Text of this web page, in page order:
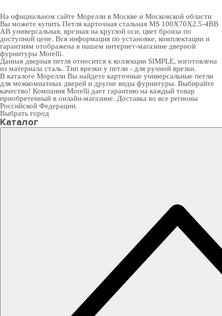
На официальном сайте Морелли в Москве и Московской области
Вы можете купить Петля карточная стальная MS 100X70X2.5-4BB
AB универсальная, врезная на круглой оси, цвет бронза по
доступной цене. Вся информация по установке, комплектации и
гарантиям отображена в нашем интернет-магазине дверной
фурнитуры Morelli.
Данная дверная петля относится к коллекции SIMPLE, изготовлена
из материала сталь. Тип врезки у петли - для ручной врезки.
В каталоге Морелли Вы найдете карточные универсальные петли
для межкомнатных дверей и другие виды фурнитуры. Выбирайте
качество! Компания Morelli дает гарантию на каждый товар
приобретенный в онлайн-магазине. Доставка во все регионы
Российской Федерации.
Выбрать город
Каталог